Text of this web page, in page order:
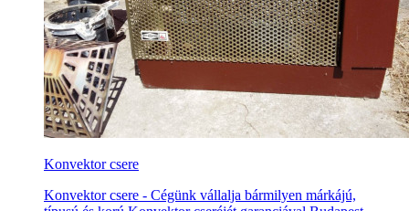
Konvektor csere
Konvektor csere - Cégünk vállalja bármilyen márkájú,